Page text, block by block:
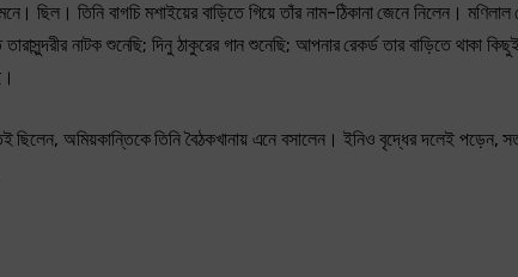
ছিল। তিনি বাগচি মশাইয়ের বাড়িতে গিয়ে তাঁর নাম-ঠিকানা জেনে নিলেন। মণিলাল
নাটক শুনেছি; দিনু ঠাকুরের গান শুনেছি; আপনার রেকর্ড তার বাড়িতে থাকা
ছিলেন, অমিয়কান্তিকে তিনি বৈঠকখানায় এনে বসালেন। ইনিও বৃদ্ধের দলেই পড়েন,